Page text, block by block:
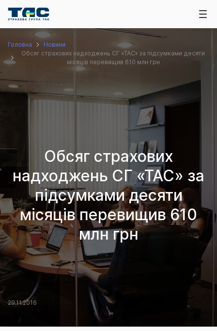
Головна
Новини
Обсяг страхових надходжень СГ «ТАС» за підсумками десяти
місяців перевищив 610 млн грн
Обсяг страхових
надходжень СГ «ТАС» за
підсумками десяти
місяців перевищив 610
млн грн
29.11.2016